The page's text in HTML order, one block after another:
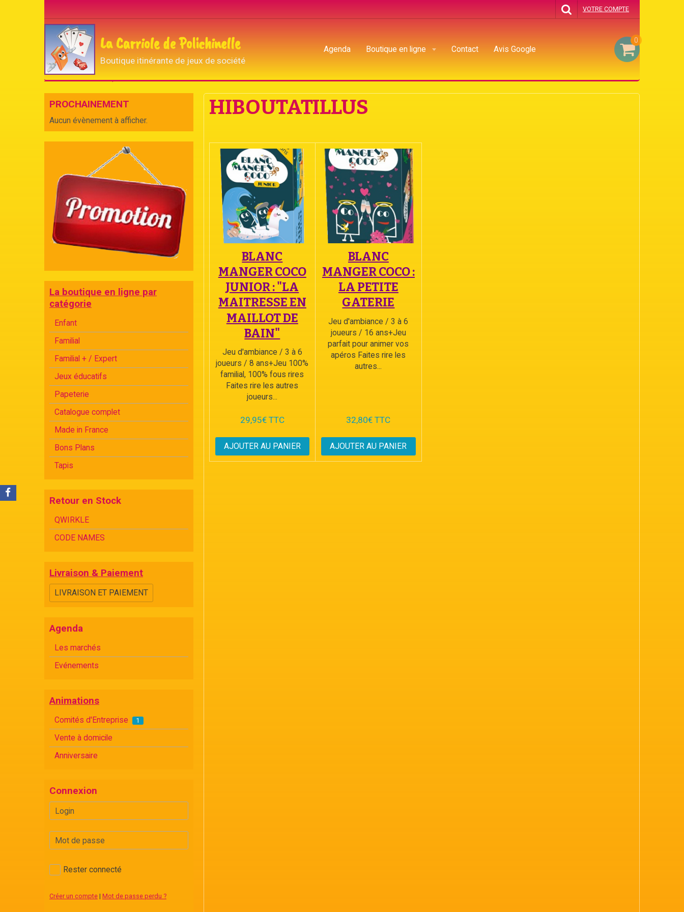
La Carriole de Polichinelle
Boutique itinérante de jeux de société
Agenda Boutique en ligne Contact Avis Google
0
VOTRE COMPTE
Accueil
HIBOUTATILLUS
BLANC
MANGER COCO
JUNIOR : "LA
MAITRESSE EN
MAILLOT DE
BAIN"
Jeu d'ambiance / 3 à 6
joueurs / 8 ans+Jeu 100%
familial, 100% fous rires
Faites rire les autres
joueurs...
29,95€ TTC
AJOUTER AU PANIER
BLANC
MANGER COCO :
LA PETITE
GATERIE
Jeu d'ambiance / 3 à 6
joueurs / 16 ans+Jeu
parfait pour animer vos
apéros Faites rire les
autres...
32,80€ TTC
AJOUTER AU PANIER
PROCHAINEMENT
Aucun évènement à afficher.
La boutique en ligne par
catégorie
Enfant
Familial
Familial + / Expert
Jeux éducatifs
Papeterie
Catalogue complet
Made in France
Bons Plans
Tapis
Retour en Stock
QWIRKLE
CODE NAMES
Livraison & Paiement
LIVRAISON ET PAIEMENT
Agenda
Les marchés
Evénements
Animations
Comités d'Entreprise 1
Vente à domicile
Anniversaire
Connexion
Rester connecté
Créer un compte | Mot de passe perdu ?